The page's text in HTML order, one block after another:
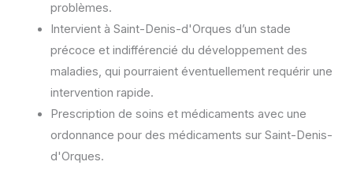
problèmes.
Intervient à Saint-Denis-d'Orques d’un stade
précoce et indifférencié du développement des
maladies, qui pourraient éventuellement requérir une
intervention rapide.
Prescription de soins et médicaments avec une
ordonnance pour des médicaments sur Saint-Denis-
d'Orques.